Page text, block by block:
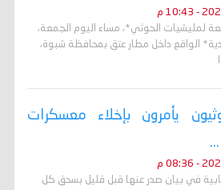
لمليشيات الحوثي*، مساء اليوم الجمعة،
الواقع داخل مطار عتق بمحافظة شبوة،
يأمرون بإخلاء معسكرات
في بيان صدر عنها قبل قليل بسحق كل